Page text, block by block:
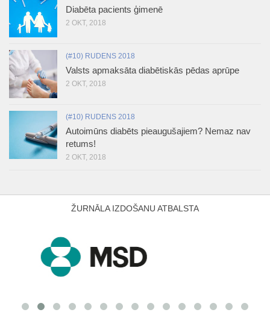
Diabēta pacients ģimenē
2 OKT, 2018
(#10) RUDENS 2018
Valsts apmaksāta diabētiskās pēdas aprūpe
2 OKT, 2018
(#10) RUDENS 2018
Autoimūns diabēts pieaugušajiem? Nemaz nav
retums!
2 OKT, 2018
ŽURNĀLA IZDOŠANU ATBALSTA